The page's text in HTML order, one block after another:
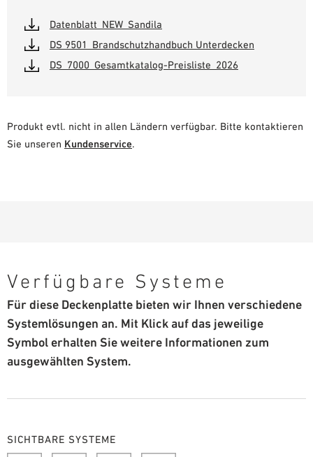
Datenblatt_NEW_Sandila
DS 9501_Brandschutzhandbuch Unterdecken
DS_7000_Gesamtkatalog-Preisliste_2026
Produkt evtl. nicht in allen Ländern verfügbar. Bitte kontaktieren
Sie unseren Kundenservice.
Verfügbare Systeme
Für diese Deckenplatte bieten wir Ihnen verschiedene
Systemlösungen an. Mit Klick auf das jeweilige
Symbol erhalten Sie weitere Informationen zum
ausgewählten System.
SICHTBARE SYSTEME